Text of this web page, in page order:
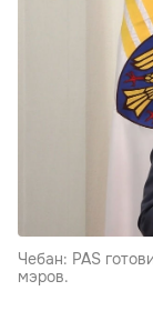
Чебан: PAS
мэров.